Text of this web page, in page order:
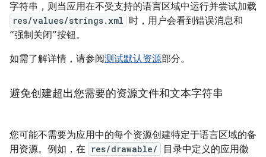
字符串，则当应用在不受支持的语言区域中运行并尝试加载
res/values/strings.xml 时，用户会看到错误消息和
“强制关闭”按钮。
如需了解详情，请参阅测试默认资源部分。
避免创建超出您需要的资源文件和文本字符串
您可能不需要为应用中的每个资源创建特定于语言区域的备
用资源。例如，在 res/drawable/
目录中定义的应用徽